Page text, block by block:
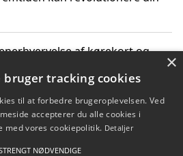
af kørekort og
kørsel hos en køreskole i
×
tracking cookies
til at forbedre brugeroplevelsen. Ved
accepterer du alle cookies i
med vores cookiepolitik. Detaljer
NØDVENDIGE